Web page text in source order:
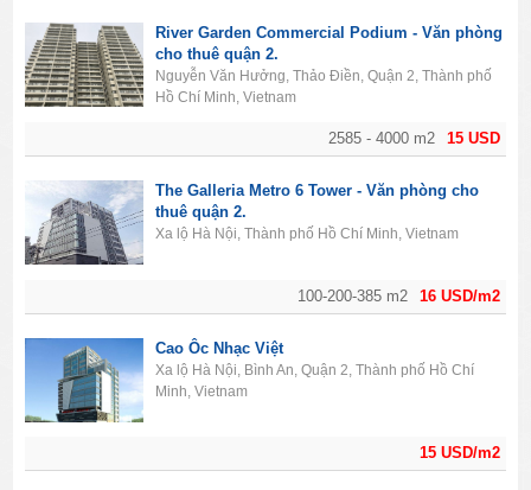
15 USD
2585 - 4000 m2
River Garden Commercial Podium - Văn phòng
cho thuê quận 2.
Nguyễn Văn Hưởng, Thảo Điền, Quận 2, Thành phố
Hồ Chí Minh, Vietnam
16 USD/m2
100-200-385 m2
The Galleria Metro 6 Tower - Văn phòng cho
thuê quận 2.
Xa lộ Hà Nội, Thành phố Hồ Chí Minh, Vietnam
15 USD/m2
Cao Ôc Nhạc Việt
Xa lộ Hà Nội, Bình An, Quận 2, Thành phố Hồ Chí
Minh, Vietnam